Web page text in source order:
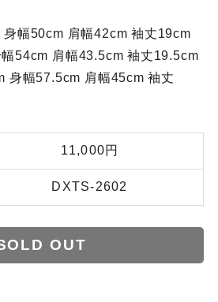
50cm 肩幅42cm 袖丈19cm
肩幅43.5cm 袖丈19.5cm
幅57.5cm 肩幅45cm 袖丈
11,000円
DXTS-2602
OUT